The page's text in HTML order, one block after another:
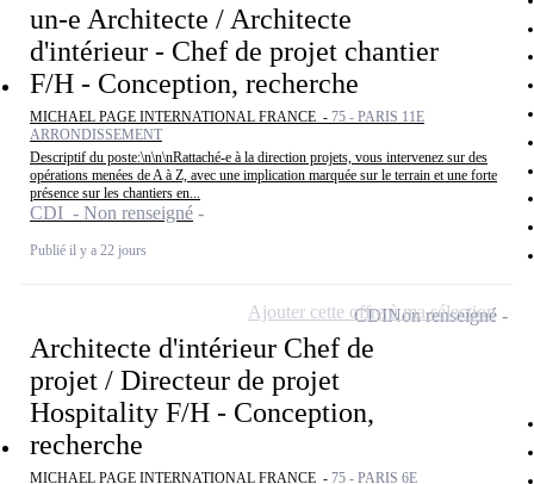
un-e Architecte / Architecte
d'intérieur - Chef de projet chantier
F/H - Conception, recherche
MICHAEL PAGE INTERNATIONAL FRANCE - 75 - PARIS 11E
ARRONDISSEMENT
Descriptif du poste:\n\n\nRattaché-e à la direction projets, vous intervenez sur des
opérations menées de A à Z, avec une implication marquée sur le terrain et une forte
présence sur les chantiers en...
CDI - Non renseigné
Publié il y a 22 jours
Architecte d'intérieur Chef de
projet / Directeur de projet
Hospitality F/H - Conception,
recherche
MICHAEL PAGE INTERNATIONAL FRANCE - 75 - PARIS 6E
CDINon renseigné
Ajouter cette offre à ma sélection